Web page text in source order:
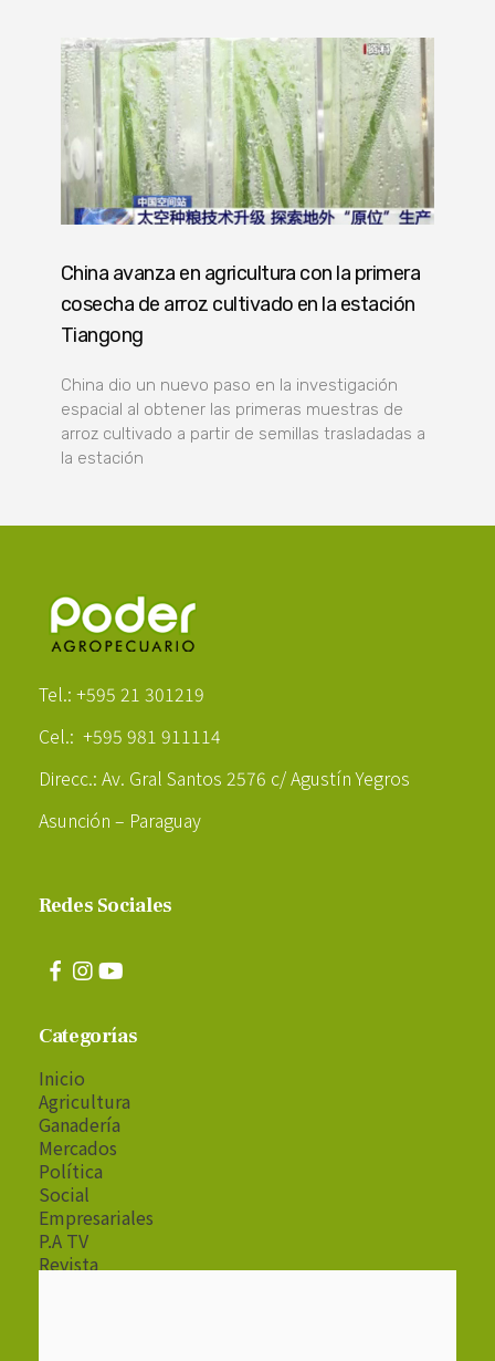
China avanza en agricultura con la primera
cosecha de arroz cultivado en la estación
Tiangong
China dio un nuevo paso en la investigación
espacial al obtener las primeras muestras de
arroz cultivado a partir de semillas trasladadas a
la estación
Tel.: +595 21 301219
Cel.: +595 981 911114
Direcc.: Av. Gral Santos 2576 c/ Agustín Yegros
Asunción – Paraguay
Redes Sociales
Categorías
Inicio
Agricultura
Ganadería
Mercados
Política
Social
Empresariales
P.A TV
Revista